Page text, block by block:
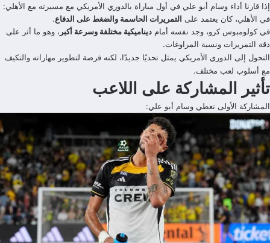
إذا قارنا أداء وسام أبو علي في أول مباراة بالدوري الأمريكي مع مسيرته مع الأهلي:
في الأهلي، كان يعتمد على التمريرات الحاسمة والضغط على الدفاع.
في كولومبوس كرو، وجد نفسه أمام ديناميكية مختلفة وسرعة أكبر ، وهو ما أثر على
دقة التمريرات ونسبة المراوغات.
التحول إلى الدوري الأمريكي يمثل تحديًا جديدًا، لكنه فرصة لتطوير مهاراته والتكيف
مع أسلوب لعب مختلف.
تأثير المشاركة على اللاعب
المشاركة الأولى تعطي وسام أبو علي: